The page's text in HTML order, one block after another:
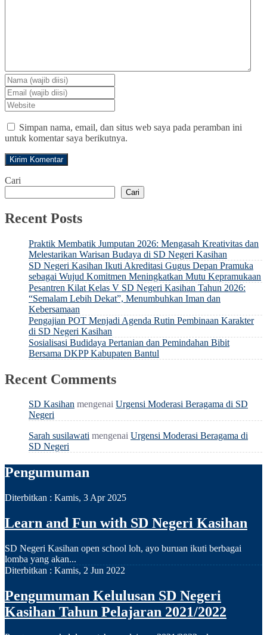
Simpan nama, email, dan situs web saya pada peramban ini
untuk komentar saya berikutnya.
Cari
Cari
Recent Posts
Praktik Membatik Jumputan 2026: Mengasah Kreativitas dan
Melestarikan Warisan Budaya di SD Negeri Kasihan
SD Negeri Kasihan Ikuti Akreditasi Gugus Depan Pramuka
sebagai Wujud Komitmen Meningkatkan Mutu Kepramukaan
Pesantren Kilat Kelas V SD Negeri Kasihan Tahun 2026:
“Semalam Lebih Dekat”, Menumbuhkan Iman dan
Kebersamaan
Pengajian POT Menjadi Agenda Rutin Pembinaan Karakter
di SD Negeri Kasihan
Sosialisasi Budidaya Pertanian dan Pemindahan Bibit
Bersama DKPP Kabupaten Bantul
Recent Comments
SD Kasihan mengenai Urgensi Moderasi Beragama di SD
Negeri
Sarah susilawati mengenai Urgensi Moderasi Beragama di
SD Negeri
Pengumuman
Diterbitkan : Kamis, 3 Apr 2025
Learn and Fun with SD Negeri Kasihan
SD Negeri Kasihan open school loh, ayo buruan ikuti berbagai
lomba yang akan...
Diterbitkan : Kamis, 2 Jun 2022
Pengumuman Kelulusan SD Negeri
Kasihan Tahun Pelajaran 2021/2022